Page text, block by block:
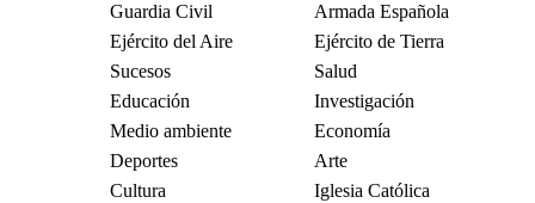
Guardia Civil
Armada Española
Ejército del Aire
Ejército de Tierra
Sucesos
Salud
Educación
Investigación
Medio ambiente
Economía
Deportes
Arte
Cultura
Iglesia Católica